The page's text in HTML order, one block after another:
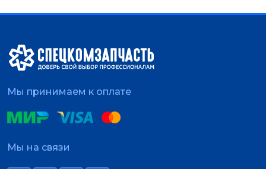
Мы принимаем к оплате
Мы на связи